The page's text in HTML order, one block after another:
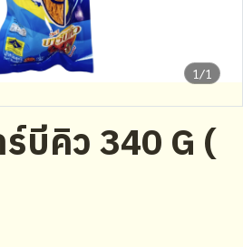
1/1
บีคิว 340 G (